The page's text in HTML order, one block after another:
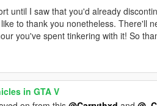
until I saw that you'd already
to thank you nonetheless. There'll
you've spent tinkering with it! So
in GTA V